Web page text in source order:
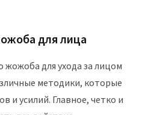
для лица
для ухода за лицом
методики, которые
и усилий. Главное, четко и